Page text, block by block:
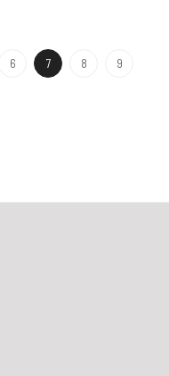
6 7 8 9